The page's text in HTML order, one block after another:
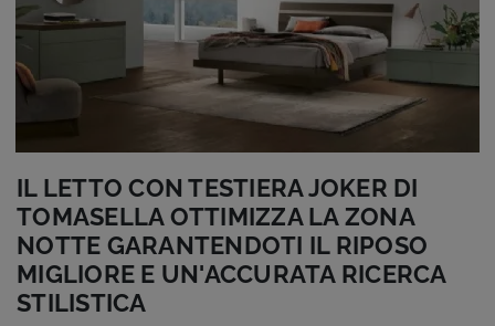
IL LETTO CON TESTIERA JOKER DI
TOMASELLA OTTIMIZZA LA ZONA
NOTTE GARANTENDOTI IL RIPOSO
MIGLIORE E UN'ACCURATA RICERCA
STILISTICA